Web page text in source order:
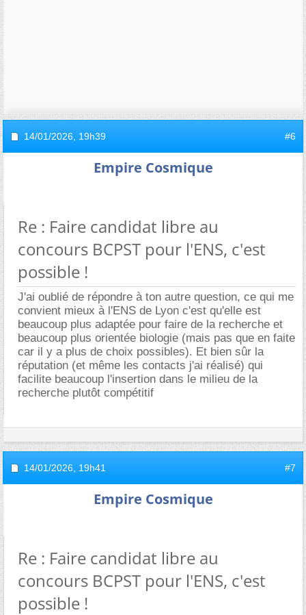
14/01/2026, 19h39 #6
Empire Cosmique
Re : Faire candidat libre au
concours BCPST pour l'ENS, c'est
possible !
J'ai oublié de répondre à ton autre question, ce qui me
convient mieux à l'ENS de Lyon c'est qu'elle est
beaucoup plus adaptée pour faire de la recherche et
beaucoup plus orientée biologie (mais pas que en faite
car il y a plus de choix possibles). Et bien sûr la
réputation (et même les contacts j'ai réalisé) qui
facilite beaucoup l'insertion dans le milieu de la
recherche plutôt compétitif
14/01/2026, 19h41 #7
Empire Cosmique
Re : Faire candidat libre au
concours BCPST pour l'ENS, c'est
possible !